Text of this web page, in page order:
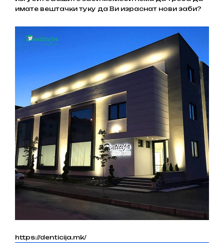
имате вештачки туку да Ви израснат нови заби?
https://denticija.mk/